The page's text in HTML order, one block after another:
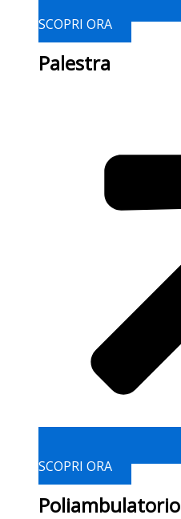
SCOPRI ORA
Palestra
SCOPRI ORA
Poliambulatorio